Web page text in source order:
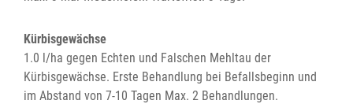
Kürbisgewächse
1.0 l/ha gegen Echten und Falschen Mehltau der
Kürbisgewächse. Erste Behandlung bei Befallsbeginn und
im Abstand von 7-10 Tagen Max. 2 Behandlungen.